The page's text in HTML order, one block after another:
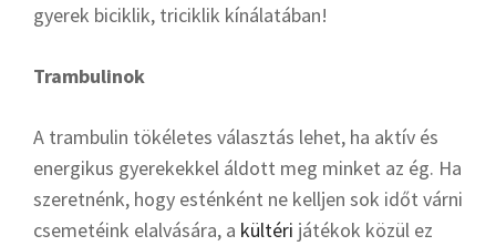
gyerek biciklik, triciklik kínálatában!
Trambulinok
A trambulin tökéletes választás lehet, ha aktív és
energikus gyerekekkel áldott meg minket az ég. Ha
szeretnénk, hogy esténként ne kelljen sok időt várni
csemetéink elalvására, a kültéri játékok közül ez